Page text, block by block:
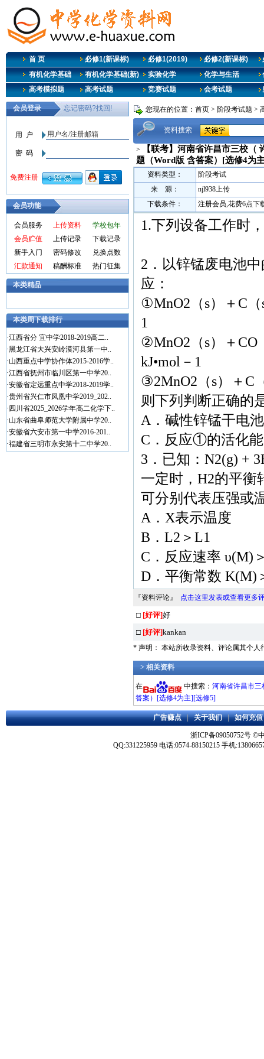
首 页 必修1(新课标) 必修1(2019) 必修2(新课标)
有机化学基础
有机化学基础(新) 实验化学 化学与生活
高考模拟题
高考试题 竞赛试题 会考试题
会员功能
会员服务 上传资料
学校包年
会员贮值
上传记录
下载记录
新手入门
密码修改
兑换点数
汇款通知
稿酬标准 热门征集
本类精品
本类周下载排行
·江西省分 宜中学2018-2019高二..
·黑龙江省大兴安岭漠河县第一中..
·山西重点中学协作体2015-2016学..
·江西省抚州市临川区第一中学20..
·安徽省定远重点中学2018-2019学..
·贵州省兴仁市凤凰中学2019_202..
· 四川省2025_2026学年高二化学下..
·山东省曲阜师范大学附属中学20..
·安徽省六安市第一中学2016-201..
·福建省三明市永安第十二中学20..
您现在的位置： 首页 > 阶段考试题 >
资料搜索
>
【联考】河南省许昌市三校（
题（Word版 含答案）[选修4为
资料类型：
阶段考试
来 源：
njl938上传
下载条件：
注册会员,花费6点下
1.下列设备工作时
2．以锌锰废电池
应：
①MnO2（s）＋C（
1
②MnO2（s）＋CO
kJ•mol－1
③2MnO2（s）＋C
则下列判断正确的
A．碱性锌锰干电
C．反应①的活化
3．已知：N2(g) +
一定时，H2的平
可分别代表压强或
A．X表示温度
B．L2＞L1
C．反应速率 υ(M)
D．平衡常数 K(M)
『资料评论』 点击这里发表或查看更多
□ [好评]好
□ [好评]kankan
* 声明： 本站所收录资料、评论属其个人
> 相关资料
在 中搜索： 河南省许昌市三
答案）[选修4为主][选修5]
广告赚点|关于我们|如何充值
浙ICP备09050752号 ©
QQ:331225959 电话:0574-88150215 手机